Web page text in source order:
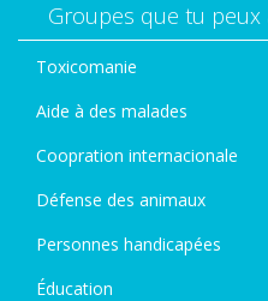
Groupes que tu peux
Toxicomanie
Aide à des malades
Coopration internacionale
Défense des animaux
Personnes handicapées
Éducation